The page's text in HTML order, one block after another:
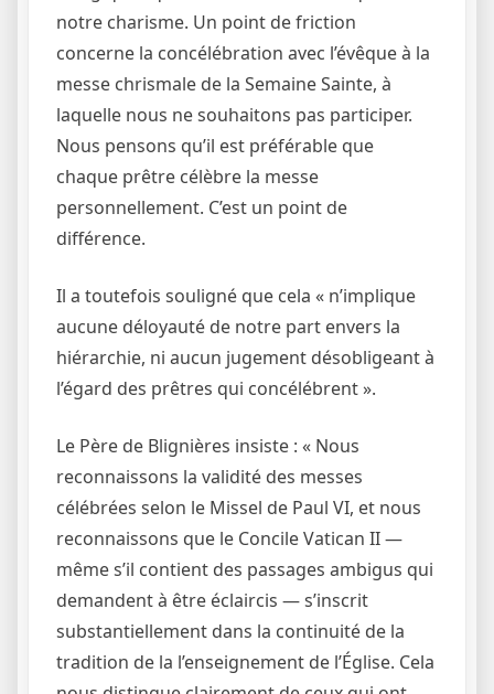
notre charisme. Un point de friction
concerne la concélébration avec l’évêque à la
messe chrismale de la Semaine Sainte, à
laquelle nous ne souhaitons pas participer.
Nous pensons qu’il est préférable que
chaque prêtre célèbre la messe
personnellement. C’est un point de
différence.
Il a toutefois souligné que cela « n’implique
aucune déloyauté de notre part envers la
hiérarchie, ni aucun jugement désobligeant à
l’égard des prêtres qui concélébrent ».
Le Père de Blignières insiste : « Nous
reconnaissons la validité des messes
célébrées selon le Missel de Paul VI, et nous
reconnaissons que le Concile Vatican II —
même s’il contient des passages ambigus qui
demandent à être éclaircis — s’inscrit
substantiellement dans la continuité de la
tradition de la l’enseignement de l’Église. Cela